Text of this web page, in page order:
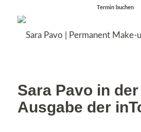
Termin buchen
Sara Pavo in
Ausgabe der